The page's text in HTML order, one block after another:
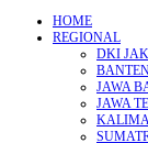
HOME
REGIONAL
DKI
JAWA
JAWA